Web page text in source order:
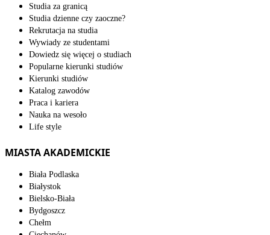
Studia za granicą
Studia dzienne czy zaoczne?
Rekrutacja na studia
Wywiady ze studentami
Dowiedz się więcej o studiach
Popularne kierunki studiów
Kierunki studiów
Katalog zawodów
Praca i kariera
Nauka na wesoło
Life style
MIASTA AKADEMICKIE
Biała Podlaska
Białystok
Bielsko-Biała
Bydgoszcz
Chełm